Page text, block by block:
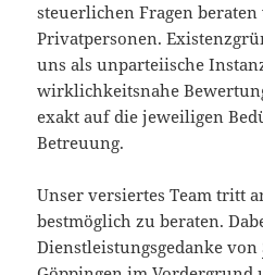
steuerlichen Fragen
Privatpersonen.
uns als unparteiische
wirklichkeitsnahe
exakt auf die jeweiligen
Betreuung.
Unser versiertes Team tritt
bestmöglich zu beraten.
Dienstleistungsgedanke von